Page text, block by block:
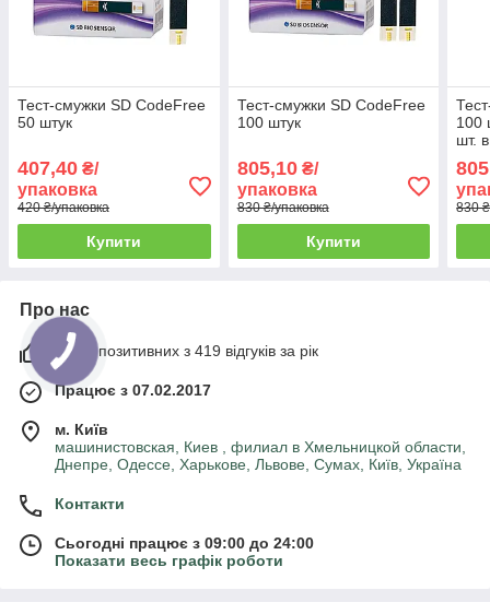
Тест-смужки SD CodeFree
50 штук
407,40 ₴/
упаковка
420 ₴/упаковка
Купити
Тест-смужки SD CodeFree
100 штук
805,10₴/
упаковка
830 ₴/упаковка
Купити
100
шт.
830
Про нас
100% позитивних з 419 відгуків за рік
Працює з 07.02.2017
м. Київ
машинистовская, Киев , филиал в Хмельницкой области,
Днепре, Одессе, Харькове, Львове, Сумах, Київ, Україна
Контакти
Сьогодні працює з 09:00 до 24:00
Показати весь графік роботи